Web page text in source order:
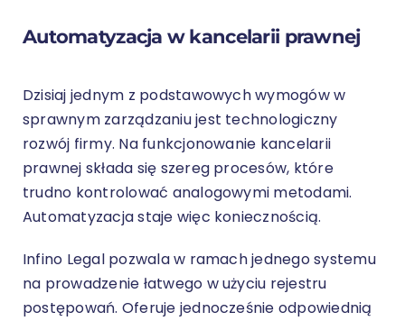
Automatyzacja w kancelarii prawnej
Dzisiaj jednym z podstawowych wymogów w
sprawnym zarządzaniu jest technologiczny
rozwój firmy. Na funkcjonowanie kancelarii
prawnej składa się szereg procesów, które
trudno kontrolować analogowymi metodami.
Automatyzacja staje więc koniecznością.
Infino Legal pozwala w ramach jednego systemu
na prowadzenie łatwego w użyciu rejestru
postępowań. Oferuje jednocześnie odpowiednią